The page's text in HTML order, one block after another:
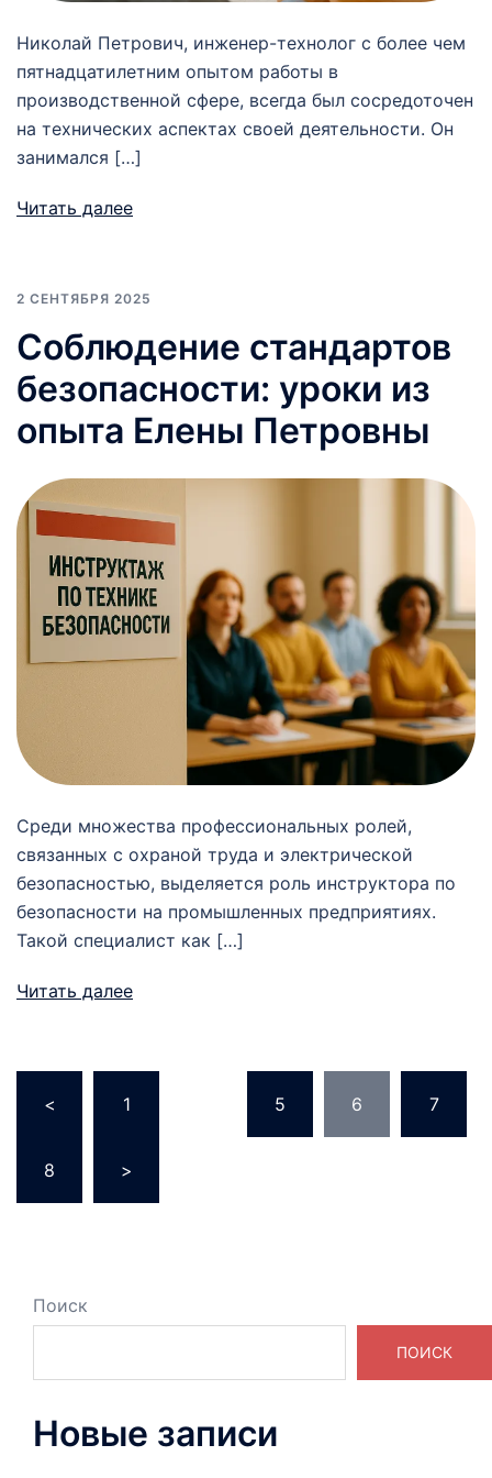
Николай Петрович, инженер-технолог с более чем
пятнадцатилетним опытом работы в
производственной сфере, всегда был сосредоточен
на технических аспектах своей деятельности. Он
занимался […]
Читать далее
2 СЕНТЯБРЯ 2025
Соблюдение стандартов
безопасности: уроки из
опыта Елены Петровны
Среди множества профессиональных ролей,
связанных с охраной труда и электрической
безопасностью, выделяется роль инструктора по
безопасности на промышленных предприятиях.
Такой специалист как […]
Читать далее
записей
< 1 5 6 7
8 >
Поиск
ПОИСК
Новые записи